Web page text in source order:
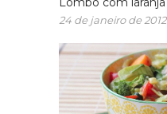
24 de janeiro de 2012